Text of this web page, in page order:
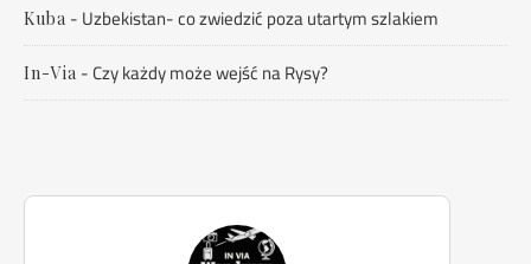
Kuba -Uzbekistan- co zwiedzić poza utartym szlakiem
In-Via -Czy każdy może wejść na Rysy?